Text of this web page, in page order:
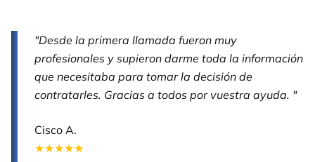
"Desde la primera llamada fueron muy
profesionales y supieron darme toda la información
que necesitaba para tomar la decisión de
contratarles. Gracias a todos por vuestra ayuda. "
Cisco A.
★★★★★